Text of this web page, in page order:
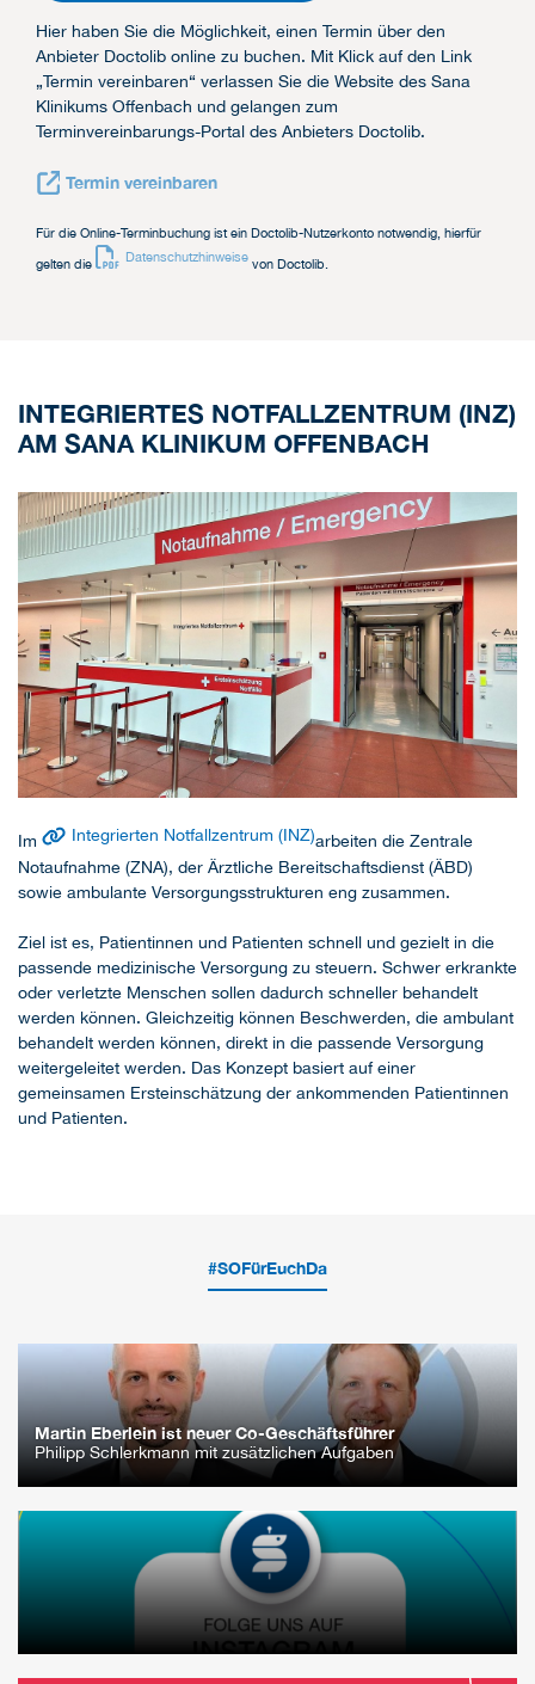
Hier haben Sie die Möglichkeit, einen Termin über den
Anbieter Doctolib online zu buchen. Mit Klick auf den Link
„Termin vereinbaren“ verlassen Sie die Website des Sana
Klinikums Offenbach und gelangen zum
Terminvereinbarungs-Portal des Anbieters Doctolib.
Termin vereinbaren
Für die Online-Terminbuchung ist ein Doctolib-Nutzerkonto notwendig, hierfür
gelten die Datenschutzhinweise von Doctolib.
INTEGRIERTES NOTFALLZENTRUM (INZ)
AM SANA KLINIKUM OFFENBACH
Im Integrierten Notfallzentrum (INZ)arbeiten die Zentrale
Notaufnahme (ZNA), der Ärztliche Bereitschaftsdienst (ÄBD)
sowie ambulante Versorgungsstrukturen eng zusammen.
Ziel ist es, Patientinnen und Patienten schnell und gezielt in die
passende medizinische Versorgung zu steuern. Schwer erkrankte
oder verletzte Menschen sollen dadurch schneller behandelt
werden können. Gleichzeitig können Beschwerden, die ambulant
behandelt werden können, direkt in die passende Versorgung
weitergeleitet werden. Das Konzept basiert auf einer
gemeinsamen Ersteinschätzung der ankommenden Patientinnen
und Patienten.
#SOFürEuchDa
Martin Eberlein ist neuer Co-Geschäftsführer
Philipp Schlerkmann mit zusätzlichen Aufgaben